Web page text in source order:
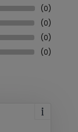
(0)
(0)
(0)
(0)